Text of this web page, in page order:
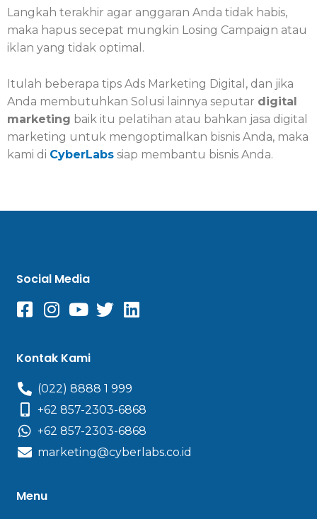
Langkah terakhir agar anggaran Anda tidak habis,
maka hapus secepat mungkin Losing Campaign atau
iklan yang tidak optimal.
Itulah beberapa tips Ads Marketing Digital, dan jika
Anda membutuhkan Solusi lainnya seputar digital
marketing baik itu pelatihan atau bahkan jasa digital
marketing untuk mengoptimalkan bisnis Anda, maka
kami di CyberLabs siap membantu bisnis Anda.
Social Media
Kontak Kami
(022) 8888 1 999
+62 857-2303-6868
+62 857-2303-6868
marketing@cyberlabs.co.id
Menu